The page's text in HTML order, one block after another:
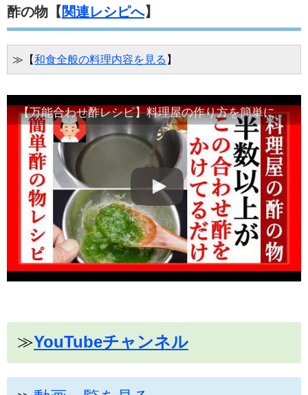
酢の物【 関連レシピへ】
≫【和食全般の料理内容を見る 】
【万能合わせ酢レシピ】料理屋の作り方を簡単にしましたのでお役立ていただければ幸いです・Japanese food#和食レシピ日本料理案内所
≫YouTubeチャンネル